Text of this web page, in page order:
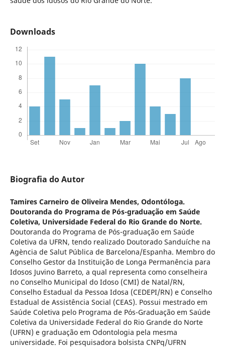
Downloads
Biografia do Autor
Tamires Carneiro de Oliveira Mendes, Odontóloga.
Doutoranda do Programa de Pós-graduação em Saúde
Coletiva, Universidade Federal do Rio Grande do Norte.
Doutoranda do Programa de Pós-graduação em Saúde
Coletiva da UFRN, tendo realizado Doutorado Sanduíche na
Agència de Salut Pública de Barcelona/Espanha. Membro do
Conselho Gestor da Instituição de Longa Permanência para
Idosos Juvino Barreto, a qual representa como conselheira
no Conselho Municipal do Idoso (CMI) de Natal/RN,
Conselho Estadual da Pessoa Idosa (CEDEPI/RN) e Conselho
Estadual de Assistência Social (CEAS). Possui mestrado em
Saúde Coletiva pelo Programa de Pós-Graduação em Saúde
Coletiva da Universidade Federal do Rio Grande do Norte
(UFRN) e graduação em Odontologia pela mesma
universidade. Foi pesquisadora bolsista CNPq/UFRN